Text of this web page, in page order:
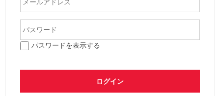
パスワードを表示する